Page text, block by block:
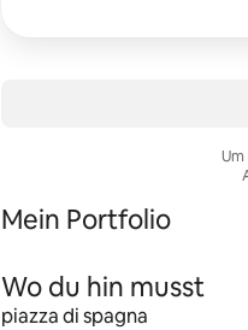
Mein Portfolio
Wo du hin musst
piazza di spagna